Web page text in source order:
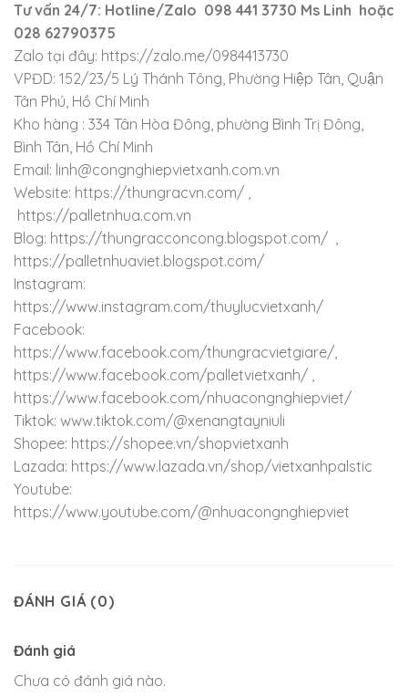
Tư vấn 24/7: Hotline/Zalo 098 441 3730 Ms Linh hoặc
028 62790375
Zalo tại đây: https://zalo.me/0984413730
VPĐD: 152/23/5 Lý Thánh Tông, Phường Hiệp Tân, Quận
Tân Phú, Hồ Chí Minh
Kho hàng : 334 Tân Hòa Đông, phường Bình Trị Đông,
Bình Tân, Hồ Chí Minh
Email: linh@congnghiepvietxanh.com.vn
Website: https://thungracvn.com/ ,
https://palletnhua.com.vn
Blog: https://thungracconcong.blogspot.com/ ,
https://palletnhuaviet.blogspot.com/
Instagram:
https://www.instagram.com/thuylucvietxanh/
Facebook:
https://www.facebook.com/thungracvietgiare/,
https://www.facebook.com/palletvietxanh/ ,
https://www.facebook.com/nhuacongnghiepviet/
Tiktok: www.tiktok.com/@xenangtayniuli
Shopee: https://shopee.vn/shopvietxanh
Lazada: https://www.lazada.vn/shop/vietxanhpalstic
Youtube:
https://www.youtube.com/@nhuacongnghiepviet
ĐÁNH GIÁ (0)
Đánh giá
Chưa có đánh giá nào.